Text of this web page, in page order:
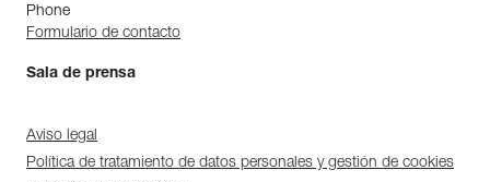
Phone
Formulario de contacto
Sala de prensa
Aviso legal
Política de tratamiento de datos personales y gestión de cookies